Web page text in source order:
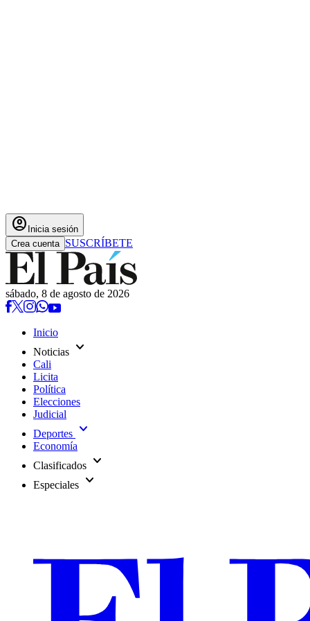
account_circle Inicia sesión
Crea cuenta SUSCRÍBETE
sábado, 8 de agosto de 2026
Inicio
Noticias expand_more
Cali
Licita
Política
Elecciones
Judicial
Deportes expand_more
Economía
Clasificados expand_more
Especiales expand_more